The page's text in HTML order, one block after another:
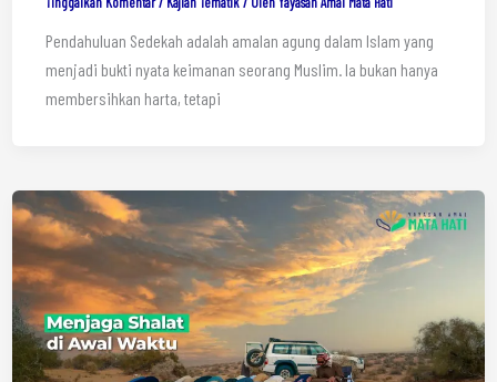
Pendahuluan Sedekah adalah amalan agung dalam Islam yang
menjadi bukti nyata keimanan seorang Muslim. Ia bukan hanya
membersihkan harta, tetapi